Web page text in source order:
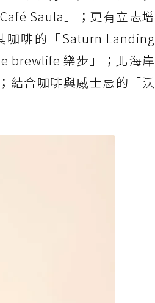
Saula」；更有立志增
啡的「Saturn Landing
brewlife 樂步」；北海岸
結合咖啡與威士忌的「沃